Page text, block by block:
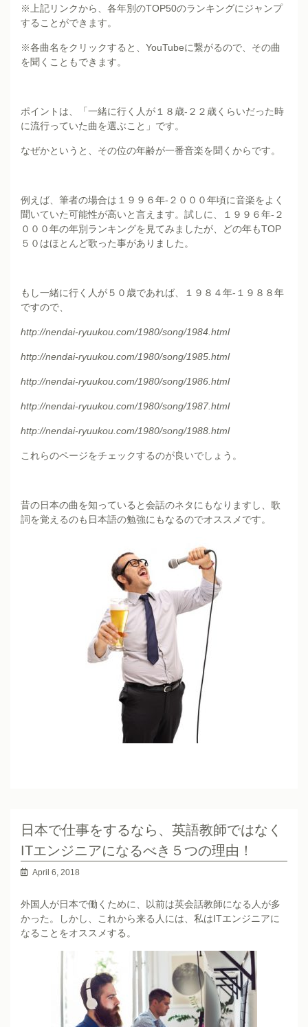
※上記リンクから、各年別のTOP50のランキングにジャンプ
することができます。
※各曲名をクリックすると、YouTubeに繋がるので、その曲
を聞くこともできます。
ポイントは、「一緒に行く人が１８歳-２２歳くらいだった時
に流行っていた曲を選ぶこと」です。
なぜかというと、その位の年齢が一番音楽を聞くからです。
例えば、筆者の場合は１９９６年-２０００年頃に音楽をよく
聞いていた可能性が高いと言えます。試しに、１９９６年-２
０００年の年別ランキングを見てみましたが、どの年もTOP
５０はほとんど歌った事がありました。
もし一緒に行く人が５０歳であれば、１９８４年-１９８８年
ですので、
http://nendai-ryuukou.com/1980/song/1984.html
http://nendai-ryuukou.com/1980/song/1985.html
http://nendai-ryuukou.com/1980/song/1986.html
http://nendai-ryuukou.com/1980/song/1987.html
http://nendai-ryuukou.com/1980/song/1988.html
これらのページをチェックするのが良いでしょう。
昔の日本の曲を知っていると会話のネタにもなりますし、歌
詞を覚えるのも日本語の勉強にもなるのでオススメです。
日本で仕事をするなら、英語教師ではなく
ITエンジニアになるべき５つの理由！
April 6, 2018
外国人が日本で働くために、以前は英会話教師になる人が多
かった。しかし、これから来る人には、私はITエンジニアに
なることをオススメする。